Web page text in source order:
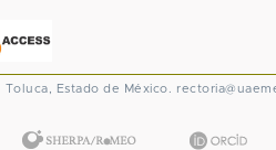
Toluca, Estado de México.